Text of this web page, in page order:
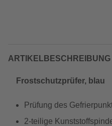
ARTIKELBESCHREIBUNG
Frostschutzprüfer, blau
Prüfung des
2-teilige